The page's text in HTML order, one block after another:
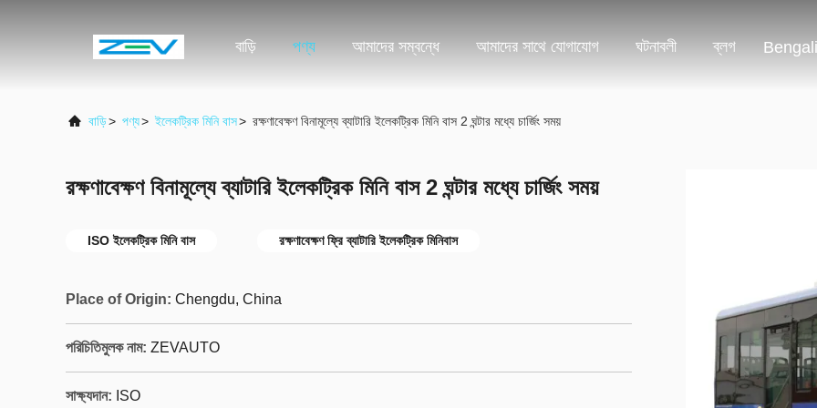
বাড়ি পণ্য আমাদের সম্বন্ধে আমাদের সাথে যোগাযোগ ঘটনাবলী ব্লগ Bengali
বাড়ি> পণ্য> ইলেকট্রিক মিনি বাস> রক্ষণাবেক্ষণ বিনামূল্যে ব্যাটারি ইলেকট্রিক মিনি বাস 2 ঘন্টার মধ্যে চার্জিং সময়
রক্ষণাবেক্ষণ বিনামূল্যে ব্যাটারি ইলেকট্রিক মিনি বাস 2 ঘন্টার মধ্যে চার্জিং সময়
ISO ইলেকট্রিক মিনি বাস রক্ষণাবেক্ষণ ফ্রি ব্যাটারি ইলেকট্রিক মিনিবাস
Place of Origin: Chengdu, China
পরিচিতিমুলক নাম: ZEVAUTO
সাক্ষ্যদান: ISO